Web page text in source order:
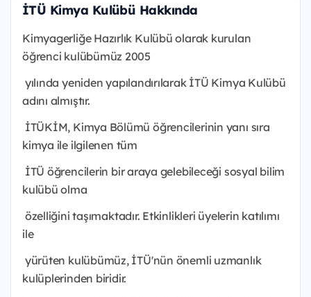
İTÜ Kimya Kulübü Hakkında
Kimyagerliğe Hazırlık Kulübü olarak kurulan
öğrenci kulübümüz 2005
yılında yeniden yapılandırılarak İTÜ Kimya Kulübü
adını almıştır.
İTÜKİM, Kimya Bölümü öğrencilerinin yanı sıra
kimya ile ilgilenen tüm
İTÜ öğrencilerin bir araya gelebileceği sosyal bilim
kulübü olma
özelliğini taşımaktadır. Etkinlikleri üyelerin katılımı
ile
yürüten kulübümüz, İTÜ'nün önemli uzmanlık
kulüplerinden biridir.